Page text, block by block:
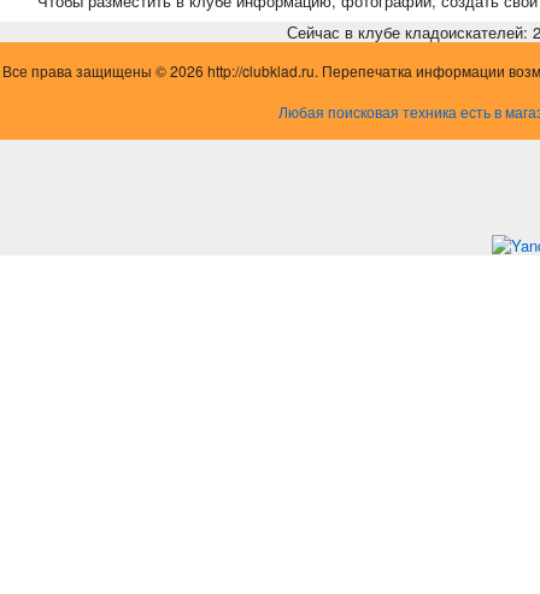
Сейчас в клубе кладоискателей:
Все права защищены © 2026 http://clubklad.ru. Перепечатка информации
Любая поисковая техника есть в